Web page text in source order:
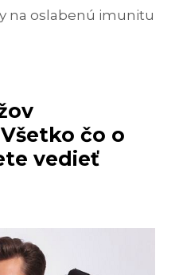
na oslabenú imunitu
čo o
vedieť